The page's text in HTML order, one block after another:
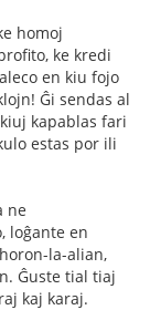
homoj
ke kredi
en kiu fojo
Ĝi sendas al
kapablas fari
estas por ili
ne
loĝante en
la-alian,
Ĝuste tial tiaj
kaj karaj.